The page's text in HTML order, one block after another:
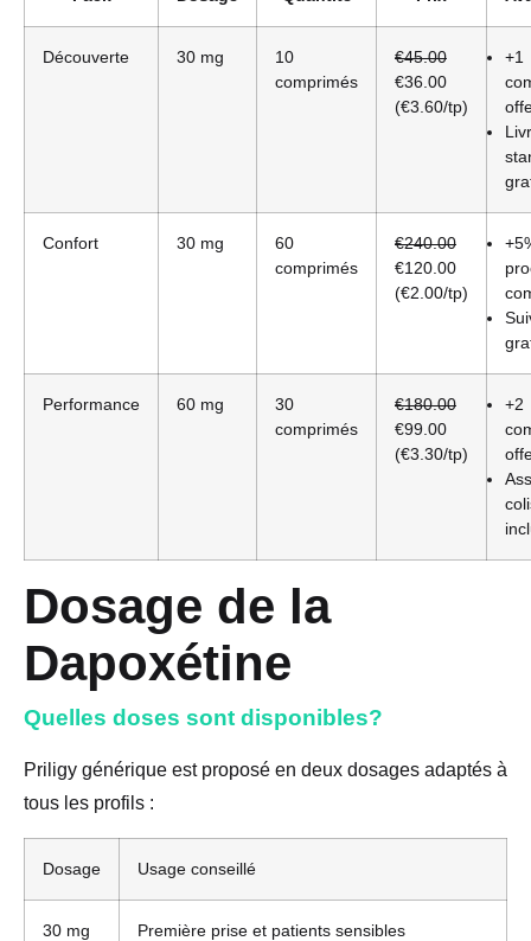
Découverte 30 mg
10
comprimés
€45.00
€36.00
(€3.60/tp)
+1
Confort 30 mg
60
comprimés
€240.00
€120.00
(€2.00/tp)
Performance 60 mg
30
comprimés
€180.00
€99.00
(€3.30/tp)
+2
Dosage de la
Dapoxétine
Quelles doses sont disponibles?
Priligy générique est proposé en deux dosages adaptés à
tous les profils :
Dosage Usage conseillé
30 mg Première prise et patients sensibles